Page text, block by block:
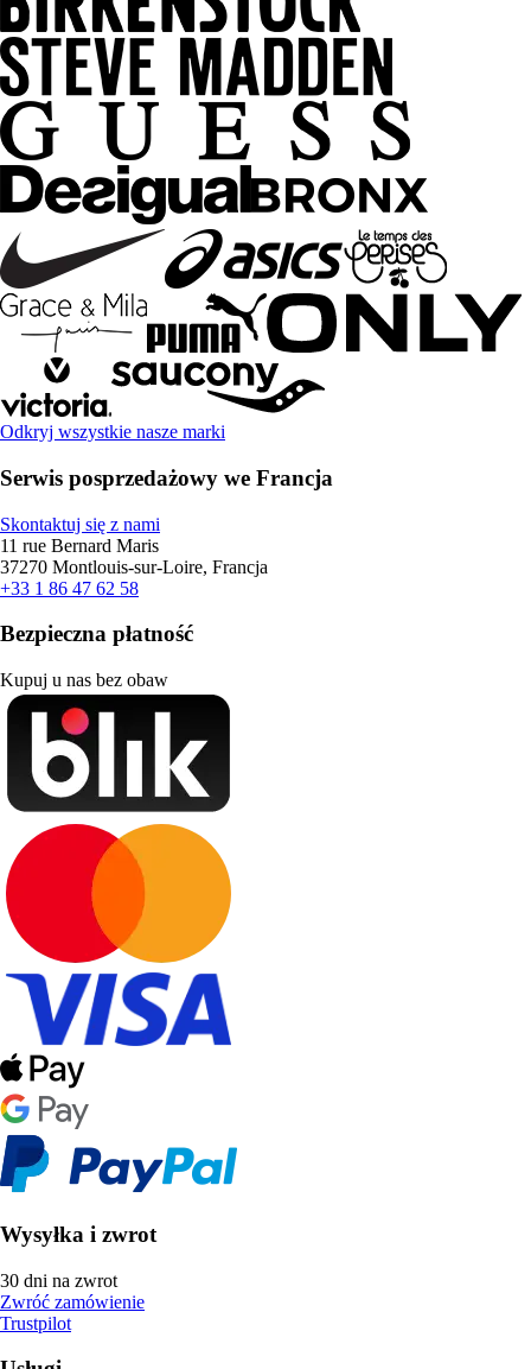
Odkryj wszystkie nasze marki
Serwis posprzedażowy we Francja
Skontaktuj się z nami
11 rue Bernard Maris
37270 Montlouis-sur-Loire, Francja
+33 1 86 47 62 58
Bezpieczna płatność
Kupuj u nas bez obaw
Wysyłka i zwrot
30 dni na zwrot
Zwróć zamówienie
Trustpilot